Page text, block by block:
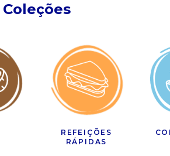
Coleções
REFEIÇÕES
RÁPIDAS